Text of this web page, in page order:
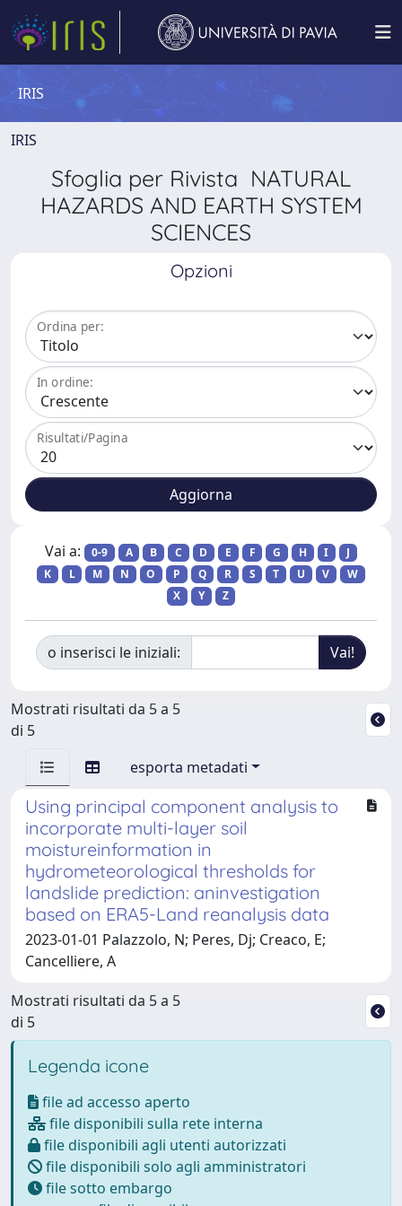
IRIS
IRIS
Sfoglia per Rivista NATURAL
HAZARDS AND EARTH SYSTEM
SCIENCES
Opzioni
Ordina per:
In ordine:
Risultati/Pagina
Vai a: 0-9 A B C D E F G H I
J
K
L M N O P Q R S T U V
W
X
Y Z
o inserisci le iniziali:
Mostrati risultati da 5 a 5
di 5
esporta metadati
Using principal component analysis to
incorporate multi-layer soil
moistureinformation in
hydrometeorological thresholds for
landslide prediction: aninvestigation
based on ERA5-Land reanalysis data
2023-01-01 Palazzolo, N; Peres, Dj; Creaco, E;
Cancelliere, A
Mostrati risultati da 5 a 5
di 5
Legenda icone
file ad accesso aperto
file disponibili sulla rete interna
file disponibili agli utenti autorizzati
file disponibili solo agli amministratori
file sotto embargo